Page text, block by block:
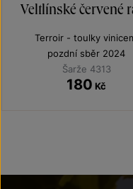
Veltlínské červené
Terroir - toulky
pozdní sběr 2024
Šarže 4313
180 Kč